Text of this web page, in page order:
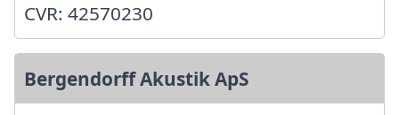
CVR: 42570230
Bergendorff Akustik ApS